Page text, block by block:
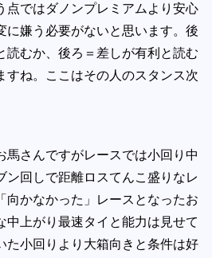
点ではダノンプレミアムより安心
に嫌う必要がないと思います。後
読むか、後ろ＝差しが有利と読む
すね。ここはその人のスタンス次
馬さんですがレースでは小回り中
ン回しで距離ロスてんこ盛りなレ
向かなかった」レースとなったお
中上がり最速タイと能力は見せて
た小回りより大箱向きと条件は好